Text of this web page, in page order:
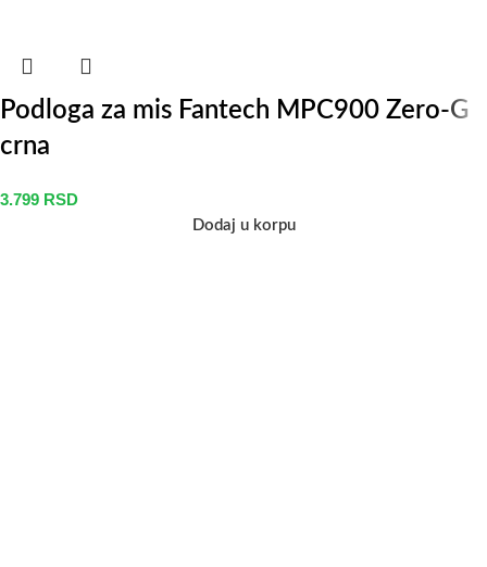
Podloga za mis Fantech MPC900 Zero-G
crna
3.799 RSD
Dodaj u korpu